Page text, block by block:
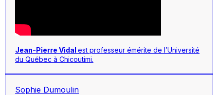
Jean-Pierre Vidal est professeur émérite de l’Université
du Québec à Chicoutimi.
Sophie Dumoulin